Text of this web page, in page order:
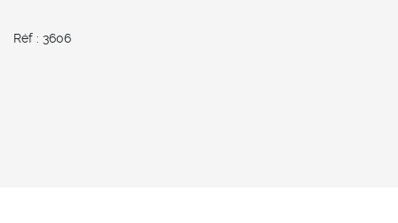
Réf : 3606